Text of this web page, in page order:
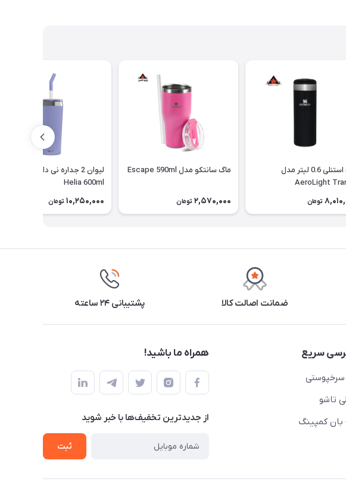
ماگ استنلی 0.6 لیتر مدل
AeroLight
تومان
ماگ سانتکو مدل Escape 590ml
2,570,000 تومان
لیوان 2 جداره نی دار سیگ مدل
Helia 600ml
10,250,000 تومان
ضمانت اصالت کالا پشتیبانی ۲۴ ساعته
سریع
سرخپوستی
تاشو
بان کمپینگ
همراه ما باشید!
از جدید‌ترین تخفیف‌ها با‌ خبر شوید
ثبت